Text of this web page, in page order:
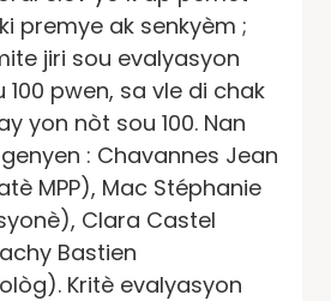
premye ak senkyèm ;
jiri sou evalyasyon
pwen, sa vle di chak
yon nòt sou 100. Nan
: Chavannes Jean
MPP), Mac Stéphanie
Clara Castel
Bastien
Kritè evalyasyon